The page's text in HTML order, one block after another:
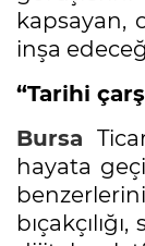
kapsayan,
inşa
“Tarihi
Bursa
hayata